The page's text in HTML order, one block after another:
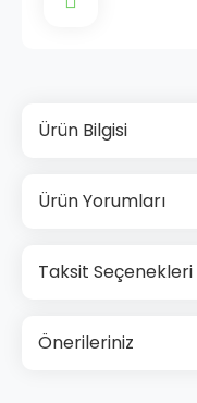
Ürün Bilgisi
Ürün Yorumları
Taksit Seçenekleri
Önerileriniz